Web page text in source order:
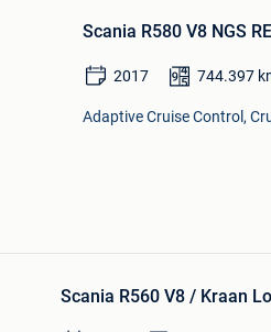
Scania R580 V8 NGS
2017 744.397
Adaptive Cruise Control,
Scania R560 V8 / Kraan